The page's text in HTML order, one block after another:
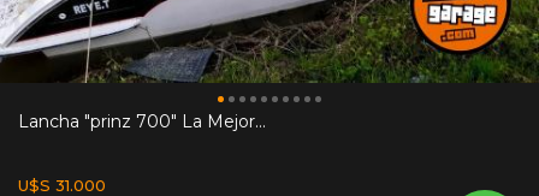
Lancha "prinz 700" La Mejor...
U$S 31.000